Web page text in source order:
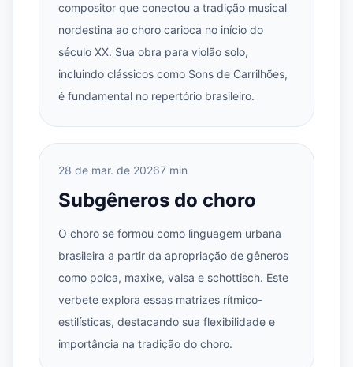
compositor que conectou a tradição musical
nordestina ao choro carioca no início do
século XX. Sua obra para violão solo,
incluindo clássicos como Sons de Carrilhões,
é fundamental no repertório brasileiro.
28 de mar. de 20267 min
Subgêneros do choro
O choro se formou como linguagem urbana
brasileira a partir da apropriação de gêneros
como polca, maxixe, valsa e schottisch. Este
verbete explora essas matrizes rítmico-
estilísticas, destacando sua flexibilidade e
importância na tradição do choro.